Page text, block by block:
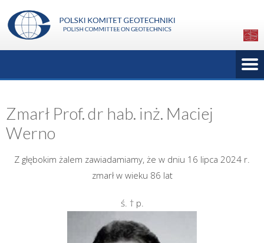
Zmarł Prof. dr hab. inż. Maciej
Werno
Z głębokim żalem zawiadamiamy, że w dniu 16 lipca 2024 r.
zmarł w wieku 86 lat
ś. † p.